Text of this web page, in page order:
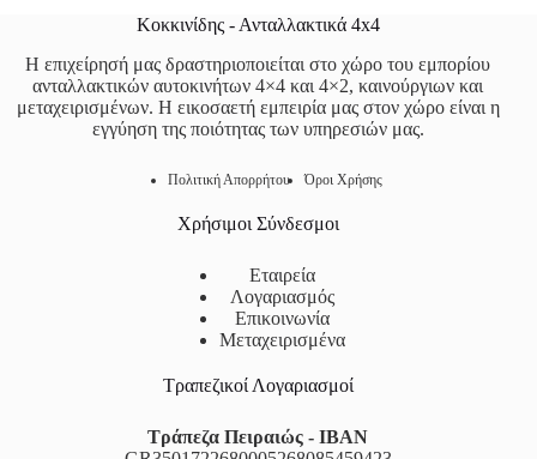
Κοκκινίδης - Ανταλλακτικά 4x4
Η επιχείρησή μας δραστηριοποιείται στο χώρο του εμπορίου
ανταλλακτικών αυτοκινήτων 4×4 και 4×2, καινούργιων και
μεταχειρισμένων. Η εικοσαετή εμπειρία μας στον χώρο είναι η
εγγύηση της ποιότητας των υπηρεσιών μας.
Πολιτική Απορρήτου Όροι Χρήσης
Χρήσιμοι Σύνδεσμοι
Εταιρεία
Λογαριασμός
Επικοινωνία
Μεταχειρισμένα
Τραπεζικοί Λογαριασμοί
Τράπεζα Πειραιώς - IBAN